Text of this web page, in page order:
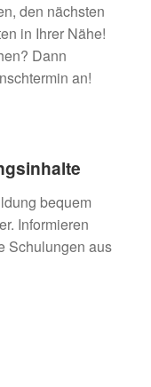
den nächsten
in Ihrer Nähe!
Dann
an!
bequem
Informieren
Schulungen aus